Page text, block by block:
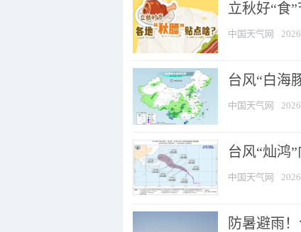
立秋好“食
中国天气网
台风“白海
中国天气网
台风“灿鸿
中国天气网
防暑避雨